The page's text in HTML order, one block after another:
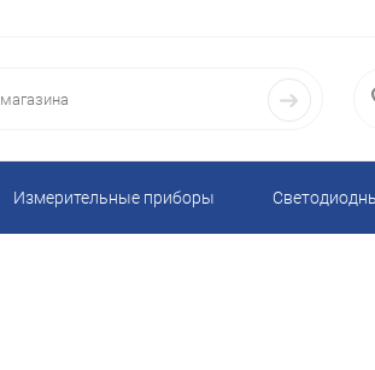
Измерительные приборы